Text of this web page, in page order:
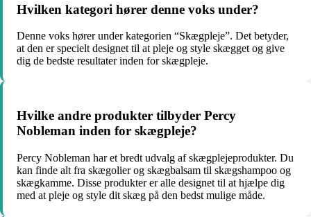
Hvilken kategori hører denne voks under?
Denne voks hører under kategorien “Skægpleje”. Det betyder,
at den er specielt designet til at pleje og style skægget og give
dig de bedste resultater inden for skægpleje.
Hvilke andre produkter tilbyder Percy
Nobleman inden for skægpleje?
Percy Nobleman har et bredt udvalg af skægplejeprodukter. Du
kan finde alt fra skægolier og skægbalsam til skægshampoo og
skægkamme. Disse produkter er alle designet til at hjælpe dig
med at pleje og style dit skæg på den bedst mulige måde.